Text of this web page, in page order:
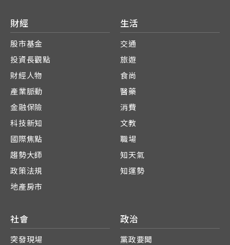
財經
股市基金
投資長觀點
財經人物
產業脈動
金融保險
科技新知
國際焦點
趨勢大師
政策法規
地產房市
生活
交通
旅遊
食尚
醫藥
消費
文教
職場
知天氣
知運勢
社會
突發現場
政治
黨政要聞